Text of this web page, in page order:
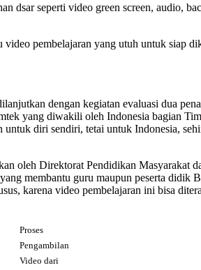
dsar seperti video green screen, audio,
pembelajaran yang utuh untuk siap
dengan kegiatan evaluasi dua
yang diwakili oleh Indonesia bagian
diri sendiri, tetai untuk Indonesia,
oleh Direktorat Pendidikan Masyarakat
membantu guru maupun peserta didik
karena video pembelajaran ini bisa
Proses
Pengambilan
Video dari